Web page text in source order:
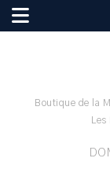
Boutique de la